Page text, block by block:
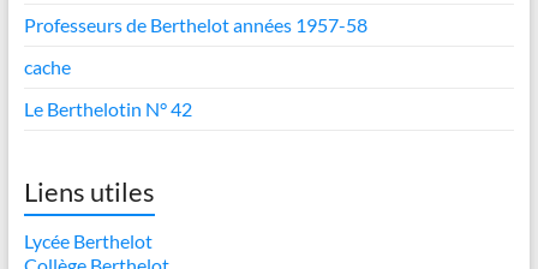
Professeurs de Berthelot années 1957-58
cache
Le Berthelotin N° 42
Liens utiles
Lycée Berthelot